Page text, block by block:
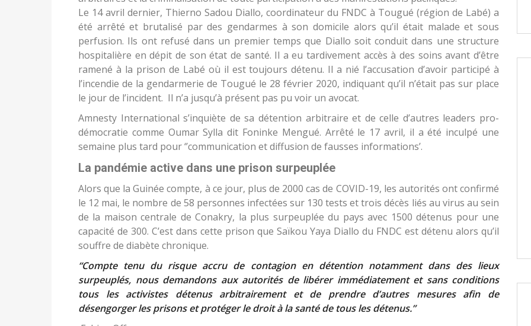
Le 14 avril dernier, Thierno Sadou Diallo, coordinateur du FNDC à Tougué (région de Labé) a
été arrêté et brutalisé par des gendarmes à son domicile alors qu’il était malade et sous
perfusion. Ils ont refusé dans un premier temps que Diallo soit conduit dans une structure
hospitalière en dépit de son état de santé. Il a eu tardivement accès à des soins avant d’être
ramené à la prison de Labé où il est toujours détenu. Il a nié l’accusation d’avoir participé à
l’incendie de la gendarmerie de Tougué le 28 février 2020, indiquant qu’il n’était pas sur place
le jour de l’incident. Il n’a jusqu’à présent pas pu voir un avocat.
Amnesty International s’inquiète de sa détention arbitraire et de celle d’autres leaders pro-
démocratie comme Oumar Sylla dit Foninke Mengué. Arrêté le 17 avril, il a été inculpé une
semaine plus tard pour ‘’communication et diffusion de fausses informations’.
La pandémie active dans une prison surpeuplée
Alors que la Guinée compte, à ce jour, plus de 2000 cas de COVID-19, les autorités ont confirmé
le 12 mai, le nombre de 58 personnes infectées sur 130 tests et trois décès liés au virus au sein
de la maison centrale de Conakry, la plus surpeuplée du pays avec 1500 détenus pour une
capacité de 300. C’est dans cette prison que Saïkou Yaya Diallo du FNDC est détenu alors qu’il
souffre de diabète chronique.
“Compte tenu du risque accru de contagion en détention notamment dans des lieux
surpeuplés, nous demandons aux autorités de libérer immédiatement et sans conditions
tous les activistes détenus arbitrairement et de prendre d’autres mesures afin de
désengorger les prisons et protéger le droit à la santé de tous les détenus.”